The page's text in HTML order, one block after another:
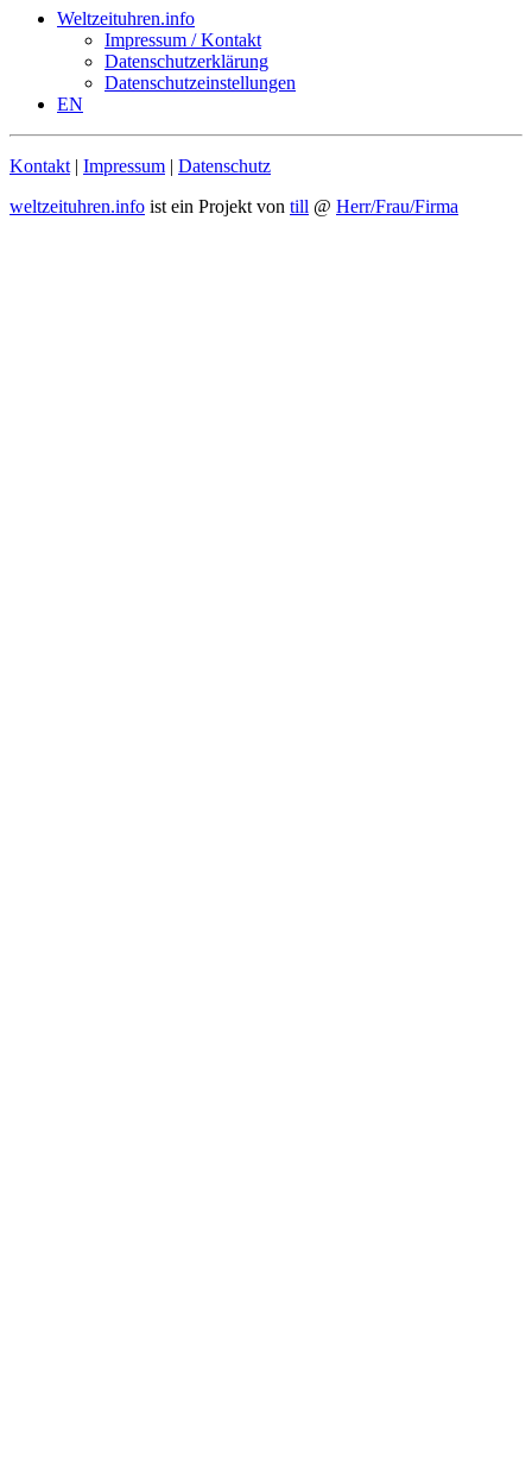
Weltzeituhren.info
Impressum / Kontakt
Datenschutzerklärung
Datenschutzeinstellungen
EN
Kontakt | Impressum | Datenschutz
weltzeituhren.info ist ein Projekt von till @ Herr/Frau/Firma